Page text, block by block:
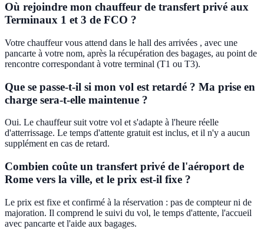
Où rejoindre mon chauffeur de transfert privé aux
Terminaux 1 et 3 de FCO ?
Votre chauffeur vous attend dans le hall des arrivées , avec une
pancarte à votre nom, après la récupération des bagages, au point de
rencontre correspondant à votre terminal (T1 ou T3).
Que se passe-t-il si mon vol est retardé ? Ma prise en
charge sera-t-elle maintenue ?
Oui. Le chauffeur suit votre vol et s'adapte à l'heure réelle
d'atterrissage. Le temps d'attente gratuit est inclus, et il n'y a aucun
supplément en cas de retard.
Combien coûte un transfert privé de l'aéroport de
Rome vers la ville, et le prix est-il fixe ?
Le prix est fixe et confirmé à la réservation : pas de compteur ni de
majoration. Il comprend le suivi du vol, le temps d'attente, l'accueil
avec pancarte et l'aide aux bagages.